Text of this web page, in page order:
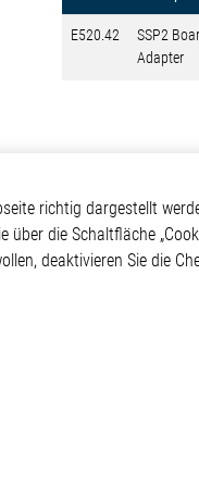
E520.42
SSP2
Adapter
Linksrichtig dargestellt
die Schaltfläche
deaktivieren Sie die